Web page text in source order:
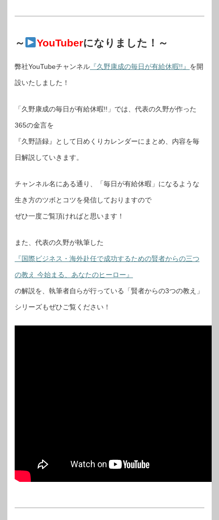
～ YouTuberになりました！～
弊社YouTubeチャンネル 『久野康成の毎日が有給休暇!!』 を開
設いたしました！
「久野康成の毎日が有給休暇!!」では、代表の久野が作った
365の金言を
『久野語録』として日めくりカレンダーにまとめ、内容を毎
日解説していきます。
チャンネル名にある通り、「毎日が有給休暇」になるような
生き方のツボとコツを発信しておりますので
ぜひ一度ご覧頂ければと思います！
また、代表の久野が執筆した
『国際ビジネス・海外赴任で成功するための賢者からの三つ
の教え 今始まる、あなたのヒーロー』
の解説を、執筆者自らが行っている「賢者からの3つの教え」
シリーズもぜひご覧ください！